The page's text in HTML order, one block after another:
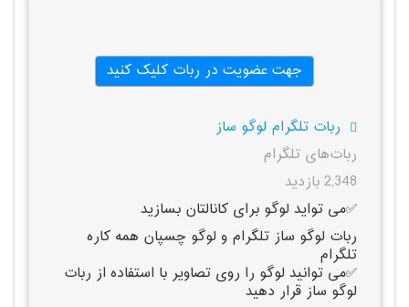
جهت عضویت در ربات کلیک کنید
ربات تلگرام لوگو ساز
ربات‌های تلگرام
2,348 بازدید
✅می تواید لوگو برای کانالتان بسازید
ربات لوگو ساز تلگرام و لوگو چسپان همه کاره
تلگرام
✅می توانید لوگو را روی تصاویر با استفاده از ربات
لوگو ساز قرار دهید